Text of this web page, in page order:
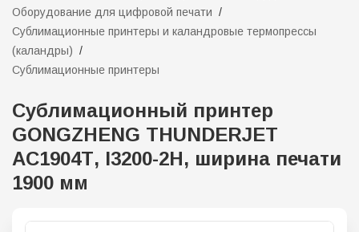
Оборудование для цифровой печати
Сублимационные принтеры и каландровые термопрессы
(каландры)
Сублимационные принтеры
Сублимационный принтер
GONGZHENG THUNDERJET
AC1904Т, I3200-2H, ширина печати
1900 мм